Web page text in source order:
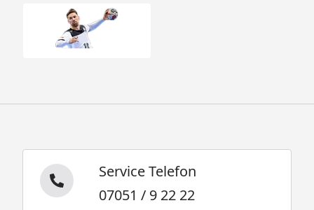
Service Telefon
07051 / 9 22 22